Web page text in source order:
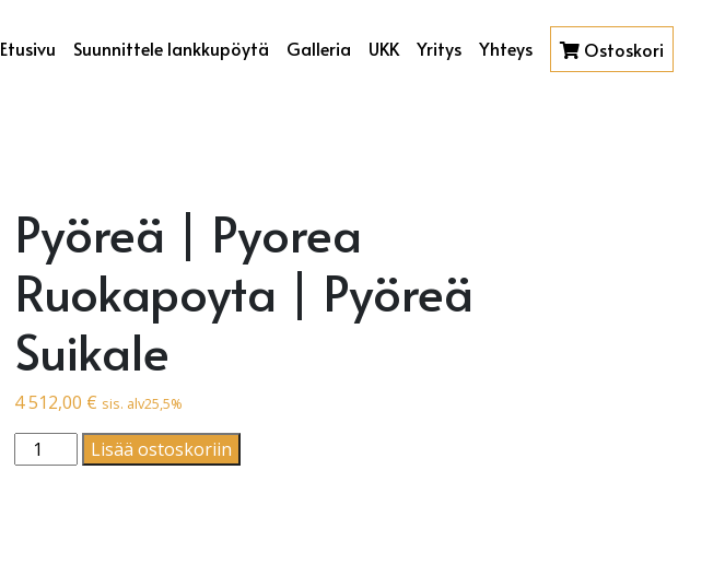
Etusivu Suunnittele lankkupöytä Galleria UKK Yritys Yhteys Ostoskori
Pyöreä | Pyorea
Ruokapoyta | Pyöreä
Suikale
4 512,00 € sis. alv25,5%
Pyöreä | Pyorea Ruokapoyta | Pyöreä Suikale määrä
Lisää ostoskoriin